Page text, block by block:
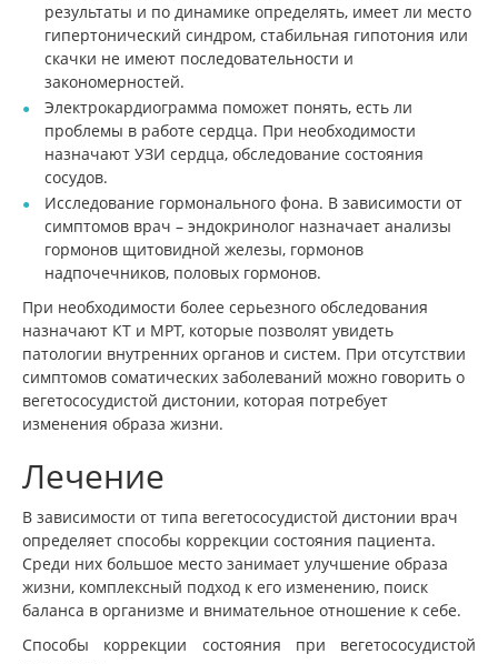
результаты и по динамике определять, имеет ли место
гипертонический синдром, стабильная гипотония или
скачки не имеют последовательности и
закономерностей.
Электрокардиограмма поможет понять, есть ли
проблемы в работе сердца. При необходимости
назначают УЗИ сердца, обследование состояния
сосудов.
Исследование гормонального фона. В зависимости от
симптомов врач – эндокринолог назначает анализы
гормонов щитовидной железы, гормонов
надпочечников, половых гормонов.
При необходимости более серьезного обследования
назначают КТ и МРТ, которые позволят увидеть
патологии внутренних органов и систем. При отсутствии
симптомов соматических заболеваний можно говорить о
вегетососудистой дистонии, которая потребует
изменения образа жизни.
Лечение
В зависимости от типа вегетососудистой дистонии врач
определяет способы коррекции состояния пациента.
Среди них большое место занимает улучшение образа
жизни, комплексный подход к его изменению, поиск
баланса в организме и внимательное отношение к себе.
Способы коррекции состояния при вегетососудистой